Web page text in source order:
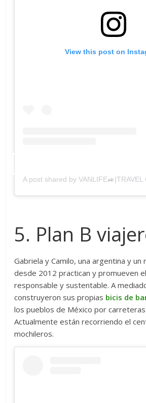
View this post on
A post shared by VANLIFE🚙|TRAVEL
5. Plan B
Gabriela y Camilo, una argentina y un
desde 2012 practican y promueven
responsable y sustentable. A
construyeron sus propias bicis de
los pueblos de México por
Actualmente están recorriendo el
mochileros.